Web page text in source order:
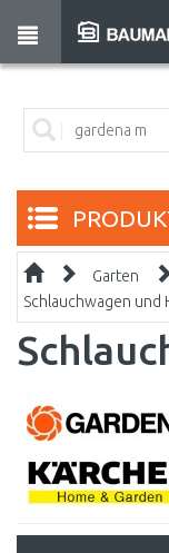
Garten
Schlauchwagen und